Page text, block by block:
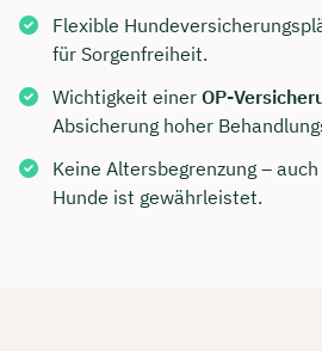
Flexible
für Sorgenfreiheit.
Wichtigkeit einer OP-
Absicherung hoher
Keine Altersbegrenzung –
Hunde ist gewährleistet.